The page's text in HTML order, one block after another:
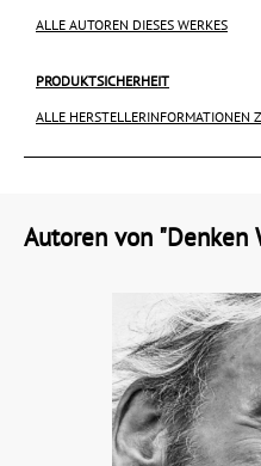
ALLE AUTOREN DIESES WERKES
PRODUKTSICHERHEIT
ALLE HERSTELLERINFORMATIONEN
Autoren von "Denken